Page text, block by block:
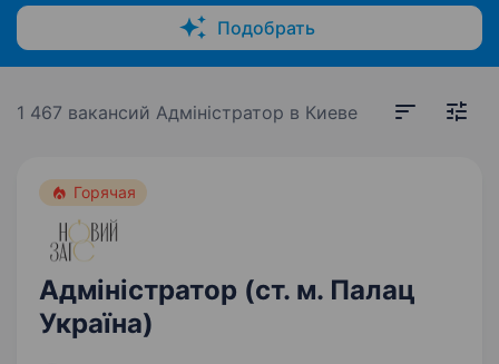
Подобрать
1 467 вакансий Адміністратор в Киеве
Горячая
Адміністратор (ст. м. Палац
Україна)